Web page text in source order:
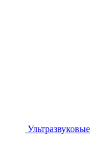
Ультразвуковые